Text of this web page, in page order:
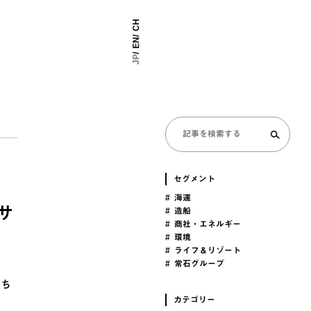
JP
EN
CH
セグメント
# 海運
# 造船
# 商社・エネルギー
# 環境
# ライフ＆リゾート
# 常石グループ
カテゴリー